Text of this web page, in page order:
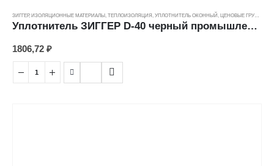
ЗИГГЕР, ИЗОЛЯЦИОННЫЕ МАТЕРИАЛЫ ТЕПЛОИЗОЛЯЦИЯ УПЛОТНИТЕЛЬ ОКОННЫЙ ЦЕНОВЫЕ ГРУППЫ
Уплотнитель ЗИГГЕР D-40 черный промышленный (14*12мм)
1806,72 ₽